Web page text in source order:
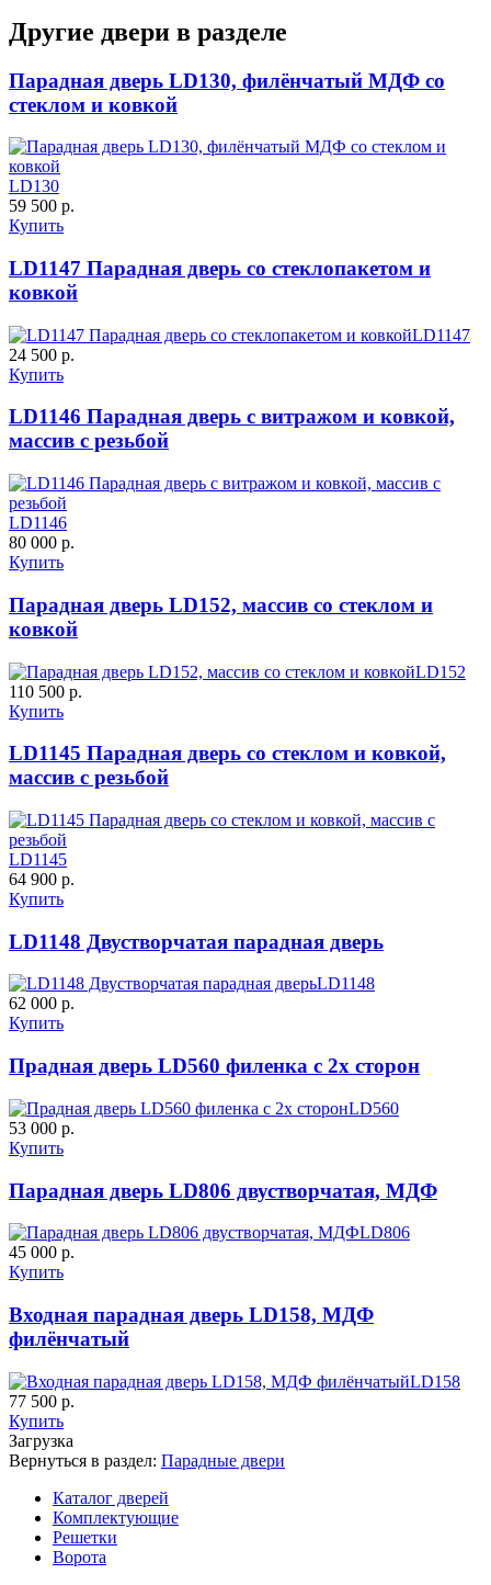
Д-37 Н Д-43 30
К-10 60
К-11 С
К-35 С К-35 СС
C67 C68
Другие двери в разделе
Парадная дверь LD130, филёнчатый МДФ со
стеклом и ковкой
LD130
59 500 р.
Купить
LD1147 Парадная дверь со стеклопакетом и
ковкой
LD1147
24 500 р.
Купить
LD1146 Парадная дверь с витражом и ковкой,
массив с резьбой
LD1146
80 000 р.
Купить
Парадная дверь LD152, массив со стеклом и
ковкой
LD152
110 500 р.
Купить
LD1145 Парадная дверь со стеклом и ковкой,
массив с резьбой
LD1145
64 900 р.
Купить
LD1148 Двустворчатая парадная дверь
LD1148
62 000 р.
Купить
Прадная дверь LD560 филенка с 2х сторон
LD560
53 000 р.
Купить
Парадная дверь LD806 двустворчатая, МДФ
LD806
45 000 р.
Купить
Входная парадная дверь LD158, МДФ
филёнчатый
LD158
77 500 р.
Купить
Загрузка
Вернуться в раздел: Парадные двери
Каталог дверей
Комплектующие
Решетки
Ворота